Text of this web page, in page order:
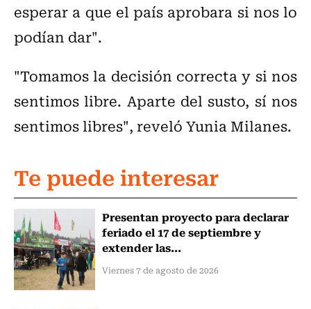
esperar a que el país aprobara si nos lo
podían dar".
"Tomamos la decisión correcta y si nos
sentimos libre. Aparte del susto, sí nos
sentimos libres", reveló Yunia Milanes.
Te puede interesar
Presentan proyecto para declarar
feriado el 17 de septiembre y
extender las...
Viernes 7 de agosto de 2026